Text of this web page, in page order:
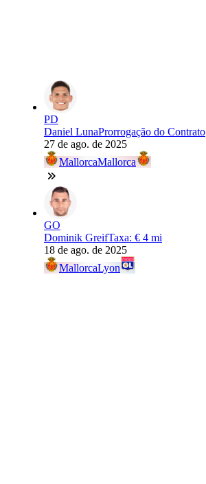
PD
Daniel LunaProrrogação do Contrato
27 de ago. de 2025
MallorcaMallorca
GO
Dominik GreifTaxa: € 4 mi
18 de ago. de 2025
MallorcaLyon